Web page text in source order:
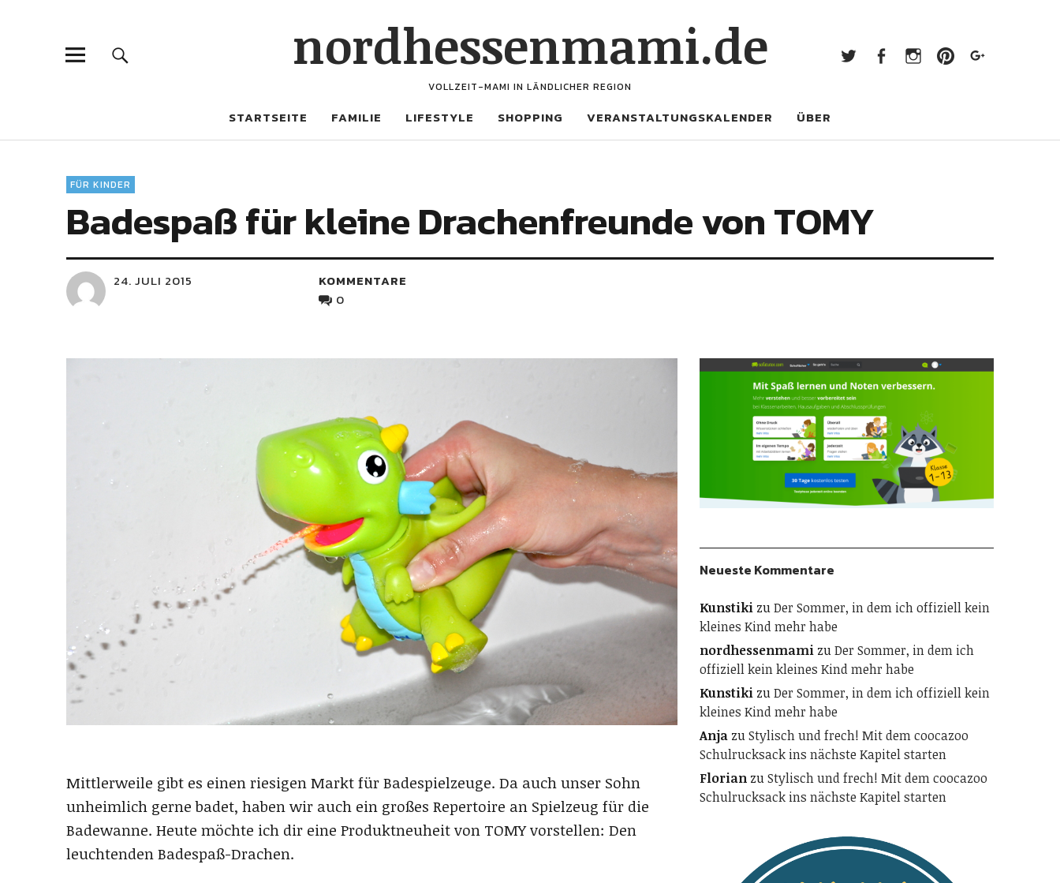
nordhessenmami.de
VOLLZEIT-MAMI IN LÄNDLICHER REGION
STARTSEITE FAMILIE LIFESTYLE SHOPPING VERANSTALTUNGSKALENDER ÜBER
FÜR KINDER
Badespaß für kleine Drachenfreunde von TOMY
24. JULI 2015
KOMMENTARE
0
Mittlerweile gibt es einen riesigen Markt für Badespielzeuge. Da auch unser Sohn
unheimlich gerne badet, haben wir auch ein großes Repertoire an Spielzeug für die
Badewanne. Heute möchte ich dir eine Produktneuheit von TOMY vorstellen: Den
leuchtenden Badespaß-Drachen.
Neueste Kommentare
KunstikizuDer Sommer, in dem ich offiziell kein
kleines Kind mehr habe
nordhessenmamizuDer Sommer, in dem ich
offiziell kein kleines Kind mehr habe
KunstikizuDer Sommer, in dem ich offiziell kein
kleines Kind mehr habe
AnjazuStylisch und frech! Mit dem coocazoo
Schulrucksack ins nächste Kapitel starten
FlorianzuStylisch und frech! Mit dem coocazoo
Schulrucksack ins nächste Kapitel starten